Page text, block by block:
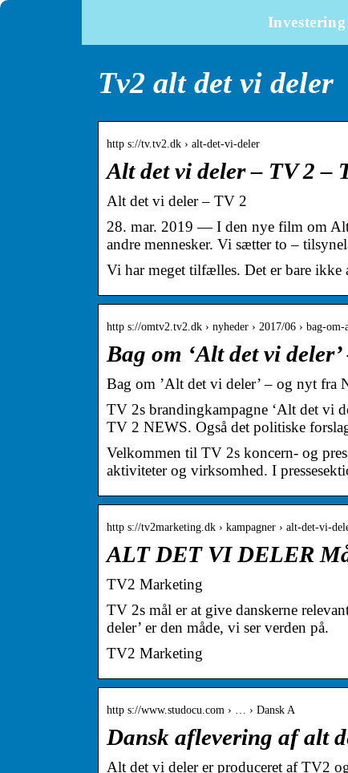
Investering
Tv2 alt det vi deler
http s://tv.tv2.dk › alt-det-vi-deler
Alt det vi deler – TV 2 –
Alt det vi deler – TV 2
28. mar. 2019 — I den nye film om
andre mennesker. Vi sætter to –
Vi har meget tilfælles. Det er bare ikke
http s://omtv2.tv2.dk › nyheder › 2017/06 › bag-om-
Bag om ‘Alt det vi
Bag om ’Alt det vi deler’ – og nyt fra
TV 2s brandingkampagne ‘Alt det vi
TV 2 NEWS. Også det politiske
Velkommen til TV 2s koncern- og
aktiviteter og virksomhed. I
http s://tv2marketing.dk › kampagner › alt-det-vi-
ALT DET VI DELER
TV2 Marketing
TV 2s mål er at give danskerne
deler’ er den måde, vi ser verden på.
TV2 Marketing
http s://www.studocu.com › … › Dansk A
Dansk aflevering af alt
Alt det vi deler er produceret af TV2